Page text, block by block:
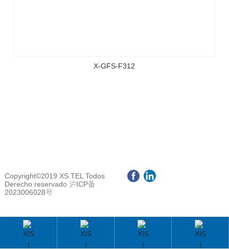
X-GFS-F312
Copyright©2019 XS TEL Todos
Derecho reservado 沪ICP备
2023006028号